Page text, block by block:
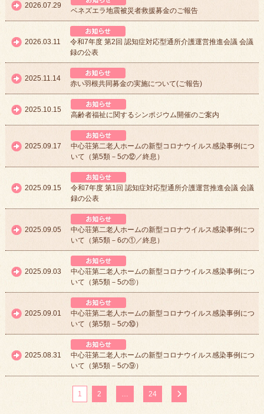
2026.07.29
ベネズエラ地震被災者救援募金のご報告
2026.03.11
令和7年度 第2回 認知症対応型通所介護運営推進会議 会議
録の公表
2025.11.14
赤い羽根共同募金の実施について(ご報告)
2025.10.15
高齢者福祉に関するシンポジウム開催のご案内
2025.09.17
中心荘第二老人ホームの新型コロナウイルス感染事例につ
いて（第5類－5の⑫／終息）
2025.09.15
令和7年度 第1回 認知症対応型通所介護運営推進会議 会議
録の公表
2025.09.05
中心荘第二老人ホームの新型コロナウイルス感染事例につ
いて（第5類－6の①／終息）
2025.09.03
中心荘第二老人ホームの新型コロナウイルス感染事例につ
いて（第5類－5の⑪）
2025.09.01
中心荘第二老人ホームの新型コロナウイルス感染事例につ
いて（第5類－5の⑩）
2025.08.31
中心荘第二老人ホームの新型コロナウイルス感染事例につ
いて（第5類－5の⑨）
1 2 24